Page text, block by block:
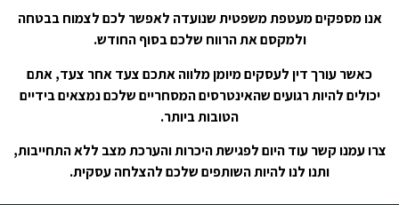
אנו מספקים מעטפת משפטית שנועדה לאפשר לכם לצמוח בבטחה
ולמקסם את הרווח שלכם בסוף החודש.
כאשר עורך דין לעסקים מיומן מלווה אתכם צעד אחר צעד, אתם
יכולים להיות רגועים שהאינטרסים המסחריים שלכם נמצאים בידיים
הטובות ביותר.
צרו עמנו קשר עוד היום לפגישת היכרות והערכת מצב ללא התחייבות,
ותנו לנו להיות השותפים שלכם להצלחה עסקית.